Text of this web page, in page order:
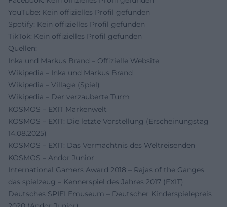
YouTube: Kein offizielles Profil gefunden
Spotify: Kein offizielles Profil gefunden
TikTok: Kein offizielles Profil gefunden
Quellen:
Inka und Markus Brand – Offizielle Website
Wikipedia – Inka und Markus Brand
Wikipedia – Village (Spiel)
Wikipedia – Der verzauberte Turm
KOSMOS – EXIT Markenwelt
KOSMOS – EXIT: Die letzte Vorstellung (Erscheinungstag
14.08.2025)
KOSMOS – EXIT: Das Vermächtnis des Weltreisenden
KOSMOS – Andor Junior
International Gamers Award 2018 – Rajas of the Ganges
das spielzeug – Kennerspiel des Jahres 2017 (EXIT)
Deutsches SPIELEmuseum – Deutscher Kinderspielepreis